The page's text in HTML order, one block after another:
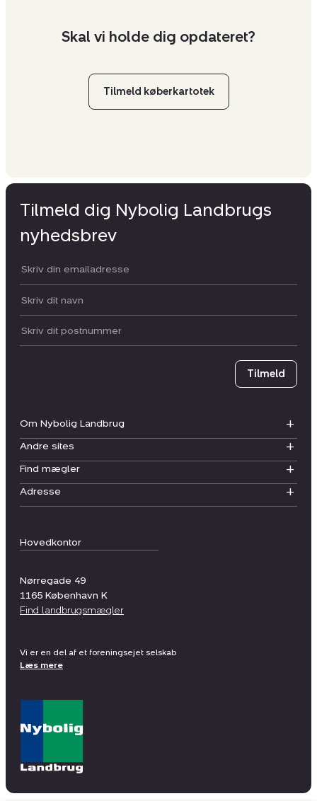
Skal vi holde dig opdateret?
Tilmeld køberkartotek
Hovedkontor
Nørregade 49
1165 København K
Find landbrugsmægler
Om Nybolig Landbrug
Andre sites
Find mægler
Adresse
Tilmeld dig Nybolig Landbrugs
nyhedsbrev
Din email:
Dit navn:
Postnummer
Tilmeld
Vi er en del af et foreningsejet selskab
Læs mere